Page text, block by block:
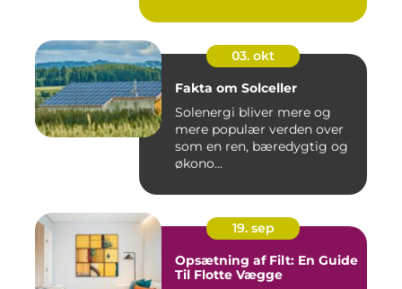
03. okt
Fakta om Solceller
Solenergi bliver mere og
mere populær verden over
som en ren, bæredygtig og
økono...
19. sep
Opsætning af Filt: En Guide
Til Flotte Vægge